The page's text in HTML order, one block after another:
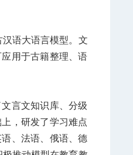
汉语大语言模型。文
用于古籍整理、语
言文知识库、分级
，研发了学习难点
、法语、俄语、德